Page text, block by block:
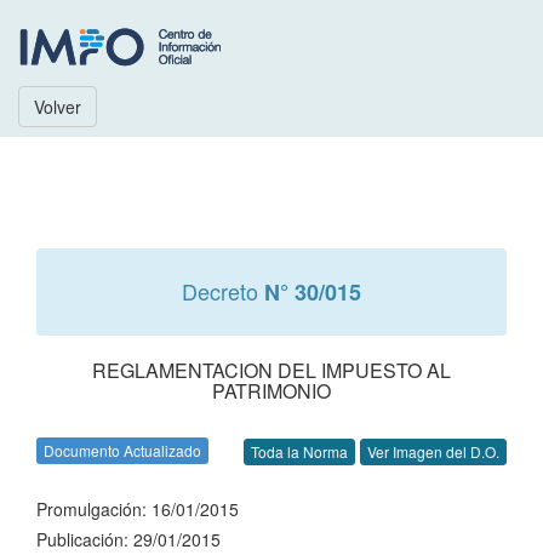
Volver
Decreto N° 30/015
REGLAMENTACION DEL IMPUESTO AL
PATRIMONIO
Documento Actualizado Toda la Norma Ver Imagen del D.O.
Promulgación: 16/01/2015
Publicación: 29/01/2015